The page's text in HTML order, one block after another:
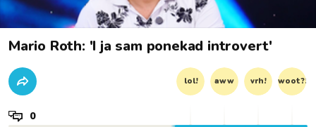
Mario Roth: 'I ja sam ponekad introvert'
lol! aww vrh! woot?!
0